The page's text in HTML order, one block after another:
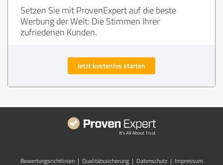
Setzen Sie mit ProvenExpert auf die beste
Werbung der Welt: Die Stimmen Ihrer
zufriedenen Kunden.
Jetzt kostenlos starten
Bewertungs­richtlinien | Qualitätssicherung | Datenschutz | Impressum